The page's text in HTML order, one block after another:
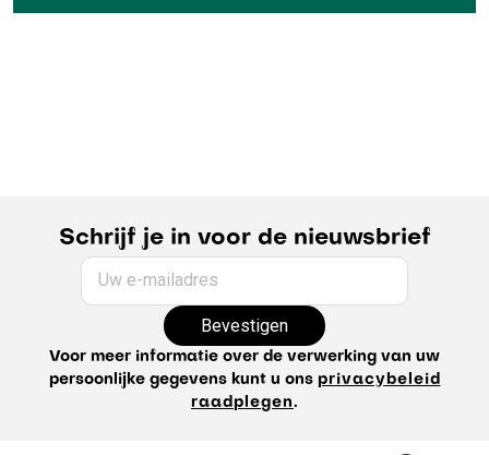
Schrijf je in voor de nieuwsbrief
Uw e-mailadres
Bevestigen
Voor meer informatie over de verwerking van uw
persoonlijke gegevens kunt u ons privacybeleid
raadplegen.